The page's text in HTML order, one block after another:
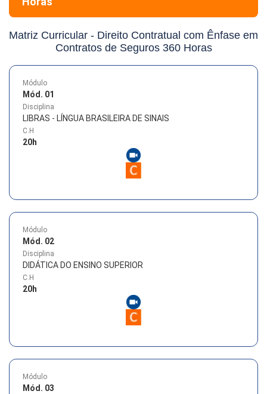
Matriz Curricular - Direito Contratual com Ênfase em
Contratos de Seguros 360 Horas
Módulo
Mód. 01
Disciplina
LIBRAS - LÍNGUA BRASILEIRA DE SINAIS
C.H
20h
Módulo
Mód. 02
Disciplina
DIDÁTICA DO ENSINO SUPERIOR
C.H
20h
Módulo
Mód. 03